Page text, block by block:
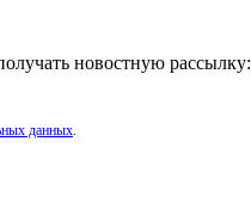
новостную рассылку:
данных.